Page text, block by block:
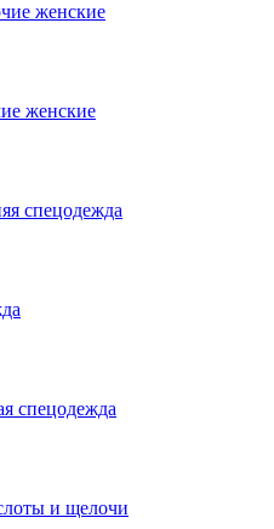
женские
женские
спецодежда
спецодежда
и щелочи